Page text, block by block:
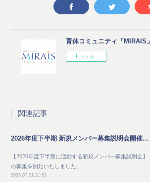
育休コミュニティ「MIRAIS」
フォロー
関連記事
2026年度下半期 新規メンバー募集説明会開催のご案内
【2026年度下半期に活動する新規メンバー募集説明会】
の募集を開始いたしました。
2026.07.21 21:51